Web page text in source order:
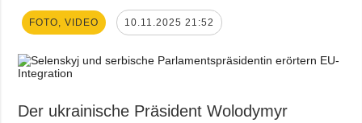
FOTO, VIDEO 10.11.2025 21:52
Der ukrainische Präsident Wolodymyr